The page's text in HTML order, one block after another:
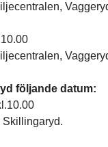
följande datum:
Skillingaryd.